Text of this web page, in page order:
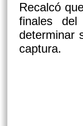
Recalcó
finales
determinar
captura.